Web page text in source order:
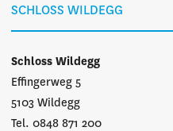
SCHLOSS WILDEGG
Schloss Wildegg
Effingerweg 5
5103 Wildegg
Tel. 0848 871 200